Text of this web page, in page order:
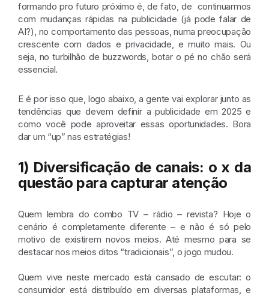
formando pro futuro próximo é, de fato, de continuarmos
com mudanças rápidas na publicidade (já pode falar de
AI?), no comportamento das pessoas, numa preocupação
crescente com dados e privacidade, e muito mais. Ou
seja, no turbilhão de buzzwords, botar o pé no chão será
essencial.
E é por isso que, logo abaixo, a gente vai explorar junto as
tendências que devem definir a publicidade em 2025 e
como você pode aproveitar essas oportunidades. Bora
dar um “up” nas estratégias!
1) Diversificação de canais: o x da
questão para capturar atenção
Quem lembra do combo TV – rádio – revista? Hoje o
cenário é completamente diferente – e não é só pelo
motivo de existirem novos meios. Até mesmo para se
destacar nos meios ditos “tradicionais”, o jogo mudou.
Quem vive neste mercado está cansado de escutar: o
consumidor está distribuído em diversas plataformas, e